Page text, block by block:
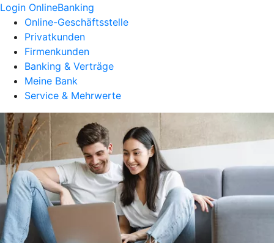
Login OnlineBanking
Online-Geschäftsstelle
Privatkunden
Firmenkunden
Banking & Verträge
Meine Bank
Service & Mehrwerte